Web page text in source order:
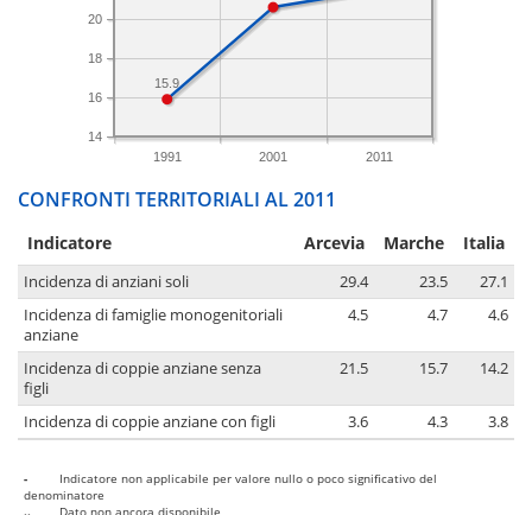
1991 2001 2011
14
16
18
20
15.9
CONFRONTI TERRITORIALI AL 2011
Indicatore Arcevia Marche Italia
Incidenza di anziani soli 29.4 23.5
27.1
Incidenza di famiglie monogenitoriali
anziane
4.5 4.7 4.6
Incidenza di coppie anziane senza
figli
21.5 15.7 14.2
Incidenza di coppie anziane con figli 3.6 4.3 3.8
-
Indicatore non applicabile per valore nullo o poco significativo del
denominatore